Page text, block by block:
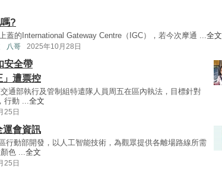
?
蓋的International Gateway Centre（IGC），若今次摩通 ...全文
八哥 2025年10月28日
安全帶
」遭票控
交通部執行及管制組特遣隊人員周五在區內執法，目標針對
行動 ...全文
25日
運會資訊
區行動部開發，以人工智能技術，為觀眾提供各離場路線所需
色 ...全文
25日